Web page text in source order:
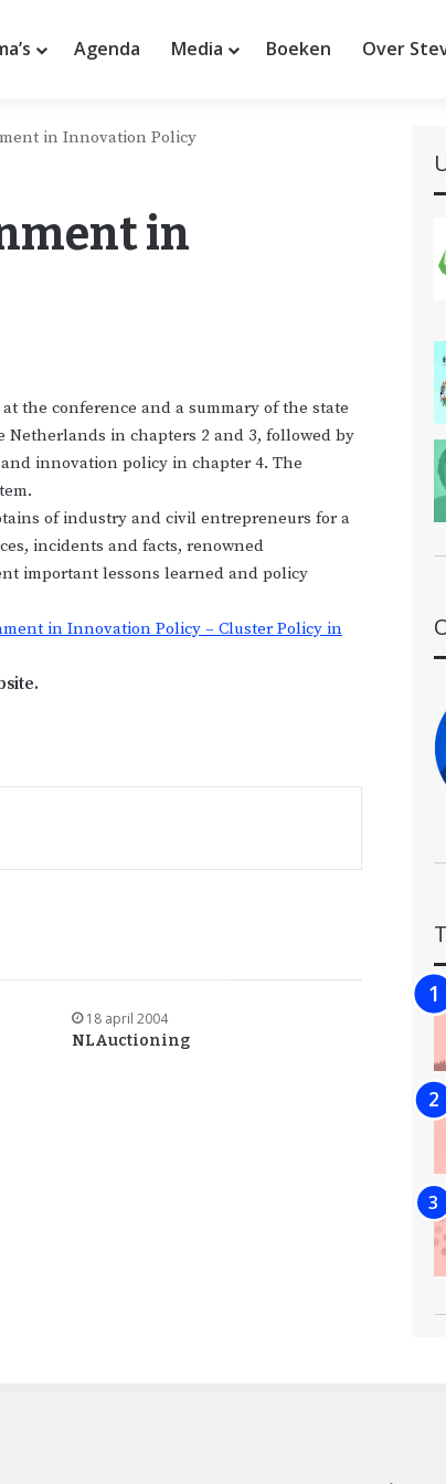
Agenda Media Boeken Over
in Innovation Policy
in
the conference and a summary of the state
in chapters 2 and 3, followed by
innovation policy in chapter 4. The
of industry and civil entrepreneurs for a
incidents and facts, renowned
important lessons learned and policy
in Innovation Policy – Cluster Policy in
18 april 2004
NLAuctioning